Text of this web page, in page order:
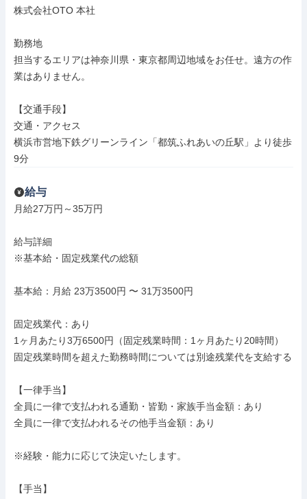
株式会社OTO 本社
勤務地
担当するエリアは神奈川県・東京都周辺地域をお任せ。遠方の作
業はありません。
【交通手段】
交通・アクセス
横浜市営地下鉄グリーンライン「都筑ふれあいの丘駅」より徒歩
9分
給与
月給27万円～35万円
給与詳細
※基本給・固定残業代の総額
基本給：月給 23万3500円 〜 31万3500円
固定残業代：あり
1ヶ月あたり3万6500円（固定残業時間：1ヶ月あたり20時間）
固定残業時間を超えた勤務時間については別途残業代を支給する
【一律手当】
全員に一律で支払われる通勤・皆勤・家族手当金額：あり
全員に一律で支払われるその他手当金額：あり
※経験・能力に応じて決定いたします。
【手当】